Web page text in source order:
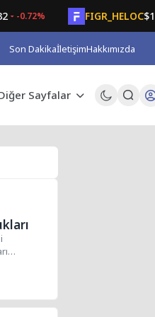
FIGR_HELOC$1.05
Son DakikaİletişimHakkımızda
Sayfalar